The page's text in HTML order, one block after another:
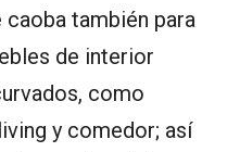
también para
de interior
como
y comedor; así